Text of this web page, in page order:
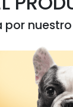
por